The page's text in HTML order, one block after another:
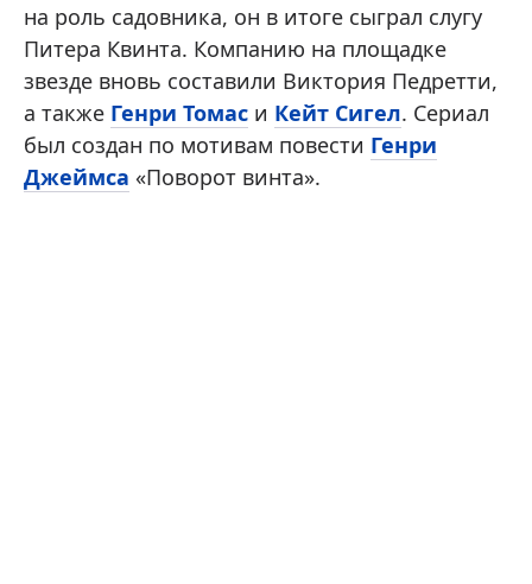
на роль садовника, он в итоге сыграл слугу
Питера Квинта. Компанию на площадке
звезде вновь составили Виктория Педретти,
а также Генри Томас и Кейт Сигел. Сериал
был создан по мотивам повести Генри
Джеймса «Поворот винта».